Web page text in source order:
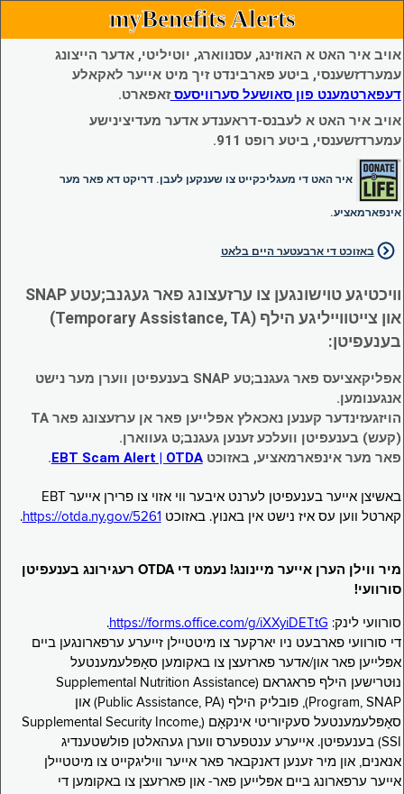
myBenefits Alerts
אויב איר האט א האוזינג, עסנווארג, יוטיליטי, אדער הייצונג
עמערדזשענסי, ביטע פארבינדט זיך מיט אייער לאקאלע
דעפארטמענט פון סאושעל סערוויסעסזאפארט.
אויב איר האט א לעבנס-דראענדע אדער מעדיצינישע
עמערדזשענסי, ביטע רופט 911.
איר האט די מעגליכקייט צו שענקען לעבן. דריקט דא פאר מער
אינפארמאציע.
באזוכט די ארבעטער היים בלאט
וויכטיגע טוישונגען צו ערזעצונג פאר געגנב;עטע SNAP
און צייטווייליגע הילף (Temporary Assistance, TA)
בענעפיטן:
אפליקאציעס פאר געגנב;טע SNAP בענעפיטן ווערן מער נישט
אנגענומען.
הויזגעזינדער קענען נאכאלץ אפּלייען פאר אן ערזעצונג פאר TA
(קעש) בענעפיטן וועלכע זענען געגנב;ט געווארן.
פאר מער אינפארמאציע, באזוכטEBT Scam Alert | OTDA
.
באשיצן אייער בענעפיטן לערנט איבער ווי אזוי צו פרירן אייער EBT
קארטל ווען עס איז נישט אין באנוץ. באזוכט https://otda.ny.gov/5261
.
מיר ווילן הערן אייער מיינונג! נעמט די OTDA רעגירונג בענעפיטן
סורוועי!
סורוועי לינק: https://forms.office.com/g/iXXyiDETtG
.
די סורוועי פארבעט ניו יארקער צו מיטטיילן זייערע ערפארונגען ביים
אפּלייען פאר און/אדער פארזעצן צו באקומען סאָפּלעמענטעל
נוּטרישען הילף פראגראם (Supplemental Nutrition Assistance
Program, SNAP), פובליק הילף (Public Assistance, PA) און
סאָפּלעמענטעל סעקיוריטי אינקאָם (Supplemental Security Income,
SSI) בענעפיטן. אייערע ענטפערס ווערן געהאלטן פולשטענדיג
אנאנים, און מיר זענען דאנקבאר פאר אייער וויליגקייט צו מיטטיילן
אייער ערפארונג ביים אפּלייען פאר- און פארזעצן צו באקומען די